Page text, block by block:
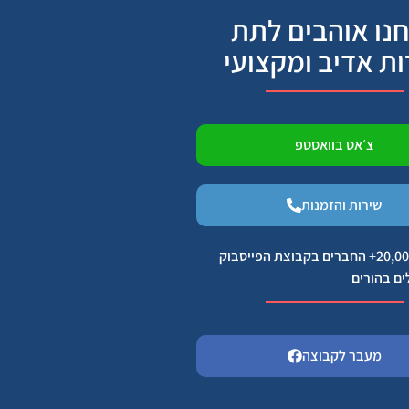
אוהבים לתת
אדיב ומקצועי
צ׳אט בוואסטפ
שירות והזמנות
הצטרפו ל 20,000+ החברים בקבוצת הפייסבוק
בהורים
מעבר לקבוצה